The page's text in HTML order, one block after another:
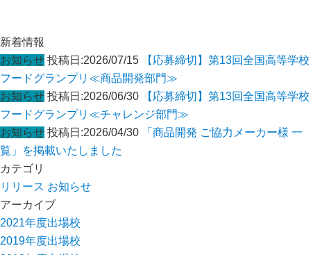
新着情報
お知らせ 投稿日:2026/07/15
【応募締切】第13回全国高等学校
フードグランプリ≪商品開発部門≫
お知らせ 投稿日:2026/06/30
【応募締切】第13回全国高等学校
フードグランプリ≪チャレンジ部門≫
お知らせ 投稿日:2026/04/30
「商品開発 ご協力メーカー様 一
覧」を掲載いたしました
カテゴリ
リリース お知らせ
アーカイブ
2021年度出場校
2019年度出場校